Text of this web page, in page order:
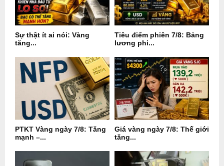
Sự thật ít ai nói: Vàng
tăng...
Tiêu điểm phiên 7/8: Bảng
lương phi...
PTKT Vàng ngày 7/8: Tăng
mạnh –...
Giá vàng ngày 7/8: Thế giới
tăng...